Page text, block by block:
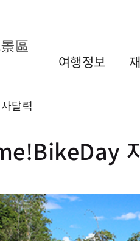
여행정보
달력